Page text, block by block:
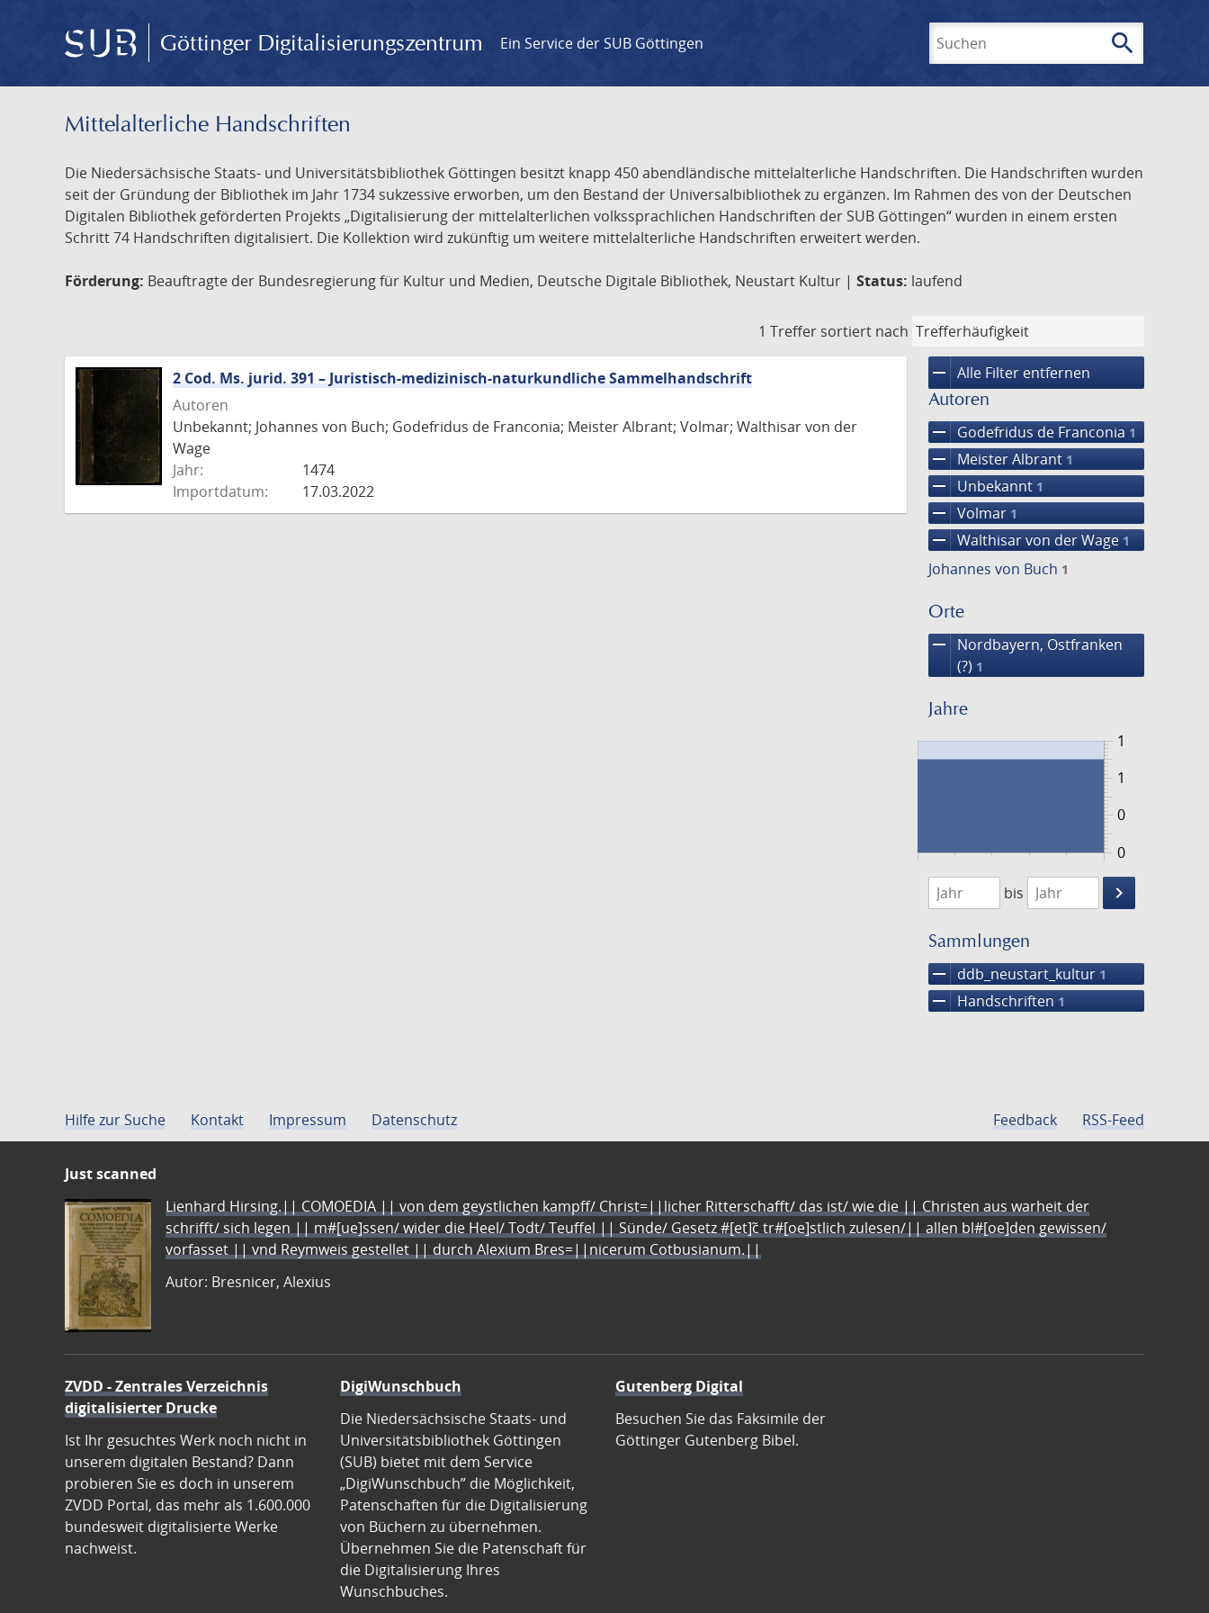
Göttinger Digitalisierungszentrum Ein Service der SUB Göttingen search
Mittelalterliche Handschriften
Die Niedersächsische Staats- und Universitätsbibliothek Göttingen besitzt knapp 450 abendländische mittelalterliche Handschriften. Die Handschriften wurden
seit der Gründung der Bibliothek im Jahr 1734 sukzessive erworben, um den Bestand der Universalbibliothek zu ergänzen. Im Rahmen des von der Deutschen
Digitalen Bibliothek geförderten Projekts „Digitalisierung der mittelalterlichen volkssprachlichen Handschriften der SUB Göttingen“ wurden in einem ersten
Schritt 74 Handschriften digitalisiert. Die Kollektion wird zukünftig um weitere mittelalterliche Handschriften erweitert werden.
Förderung: Beauftragte der Bundesregierung für Kultur und Medien, Deutsche Digitale Bibliothek, Neustart Kultur | Status: laufend
1 Treffer sortiert nach
remove Alle Filter entfernen
Autoren
remove Godefridus de Franconia 1
remove Meister Albrant 1
remove Unbekannt 1
remove Volmar 1
remove Walthisar von der Wage 1
Johannes von Buch 1
Orte
remove
Nordbayern, Ostfranken
(?) 1
Jahre
0
1
0
1
1474
1475
bis
keyboard_arrow_right
Suche
Sammlungen
remove ddb_neustart_kultur 1
remove Handschriften 1
2 Cod. Ms. jurid. 391 – Juristisch-medizinisch-naturkundliche Sammelhandschrift
Autoren
Unbekannt; Johannes von Buch; Godefridus de Franconia; Meister Albrant; Volmar; Walthisar von der
Wage
Jahr:
1474
Importdatum:
17.03.2022
Hilfe zur Suche Kontakt Impressum Datenschutz Feedback RSS-Feed
Just scanned
Lienhard Hirsing.|| COMOEDIA || von dem geystlichen kampff/ Christ=||licher Ritterschafft/ das ist/ wie die || Christen aus warheit der
schrifft/ sich legen || m#[ue]ssen/ wider die Heel/ Todt/ Teuffel || Sünde/ Gesetz #[et]c̃ tr#[oe]stlich zulesen/|| allen bl#[oe]den gewissen/
vorfasset || vnd Reymweis gestellet || durch Alexium Bres=||nicerum Cotbusianum.||
Autor: Bresnicer, Alexius
ZVDD - Zentrales Verzeichnis
digitalisierter Drucke
Ist Ihr gesuchtes Werk noch nicht in
unserem digitalen Bestand? Dann
probieren Sie es doch in unserem
ZVDD Portal, das mehr als 1.600.000
bundesweit digitalisierte Werke
nachweist.
DigiWunschbuch
Die Niedersächsische Staats- und
Universitätsbibliothek Göttingen
(SUB) bietet mit dem Service
„DigiWunschbuch” die Möglichkeit,
Patenschaften für die Digitalisierung
von Büchern zu übernehmen.
Übernehmen Sie die Patenschaft für
die Digitalisierung Ihres
Wunschbuches.
Gutenberg Digital
Besuchen Sie das Faksimile der
Göttinger Gutenberg Bibel.